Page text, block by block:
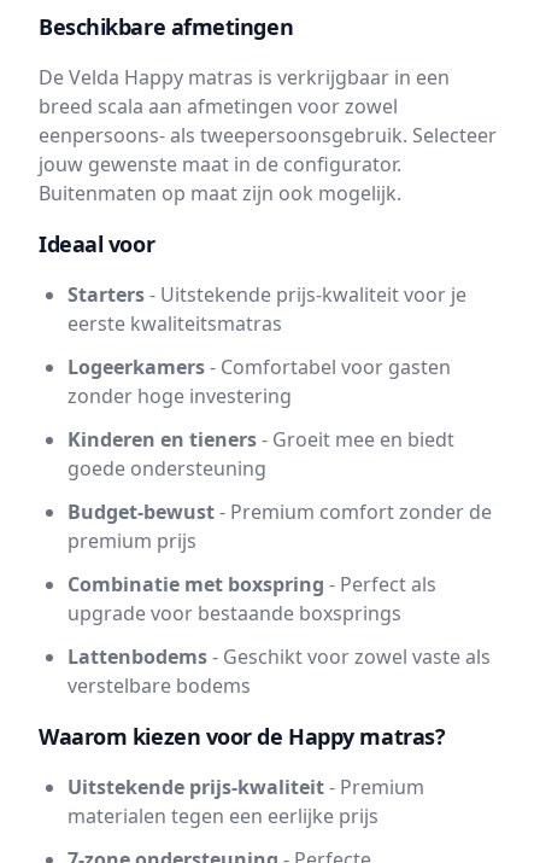
Beschikbare afmetingen
De Velda Happy matras is verkrijgbaar in een
breed scala aan afmetingen voor zowel
eenpersoons- als tweepersoonsgebruik. Selecteer
jouw gewenste maat in de configurator.
Buitenmaten op maat zijn ook mogelijk.
Ideaal voor
Starters- Uitstekende prijs-kwaliteit voor je
eerste kwaliteitsmatras
Logeerkamers- Comfortabel voor gasten
zonder hoge investering
Kinderen en tieners- Groeit mee en biedt
goede ondersteuning
Budget-bewust- Premium comfort zonder de
premium prijs
Combinatie met boxspring - Perfect als
upgrade voor bestaande boxsprings
Lattenbodems- Geschikt voor zowel vaste als
verstelbare bodems
Waarom kiezen voor de Happy matras?
Uitstekende prijs-kwaliteit- Premium
materialen tegen een eerlijke prijs